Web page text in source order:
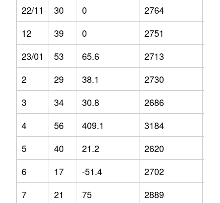
22/11
30 0 2764
12
39 0 2751
23/01
53 65.6 2713
2
29 38.1 2730
3
34 30.8 2686
4
56 409.1 3184
5
40 21.2 2620
6
17 -51.4 2702
7
21 75 2889